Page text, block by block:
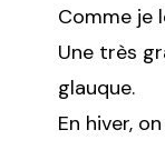
Comme je
Une très
glauque.
En hiver,